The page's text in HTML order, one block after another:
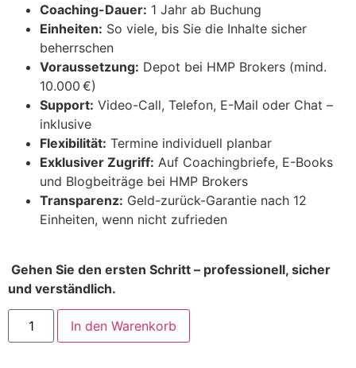
Coaching-Dauer: 1 Jahr ab Buchung
Einheiten: So viele, bis Sie die Inhalte sicher
beherrschen
Voraussetzung: Depot bei HMP Brokers (mind.
10.000 €)
Support: Video-Call, Telefon, E-Mail oder Chat –
inklusive
Flexibilität: Termine individuell planbar
Exklusiver Zugriff: Auf Coachingbriefe, E-Books
und Blogbeiträge bei HMP Brokers
Transparenz: Geld-zurück-Garantie nach 12
Einheiten, wenn nicht zufrieden
Gehen Sie den ersten Schritt – professionell, sicher
und verständlich.
In den Warenkorb